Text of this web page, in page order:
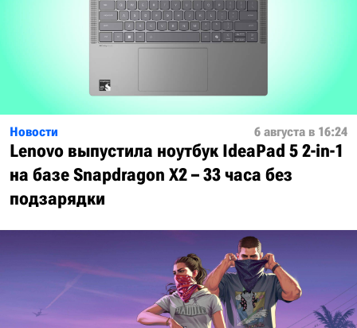
Новости 6 августа в 16:24
Lenovo выпустила ноутбук IdeaPad 5 2-in-1
на базе Snapdragon X2 – 33 часа без
подзарядки